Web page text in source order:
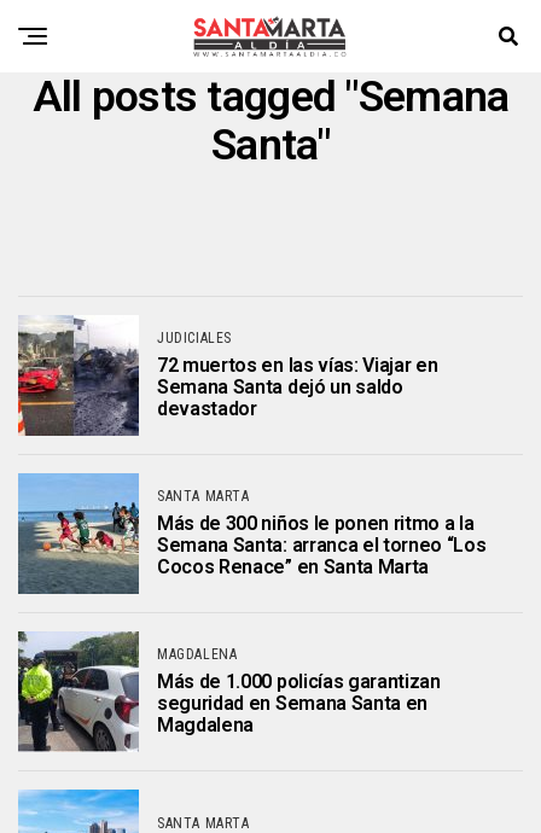
All posts tagged "Semana
Santa"
JUDICIALES
72 muertos en las vías: Viajar en
Semana Santa dejó un saldo
devastador
SANTA MARTA
Más de 300 niños le ponen ritmo a la
Semana Santa: arranca el torneo “Los
Cocos Renace” en Santa Marta
MAGDALENA
Más de 1.000 policías garantizan
seguridad en Semana Santa en
Magdalena
SANTA MARTA